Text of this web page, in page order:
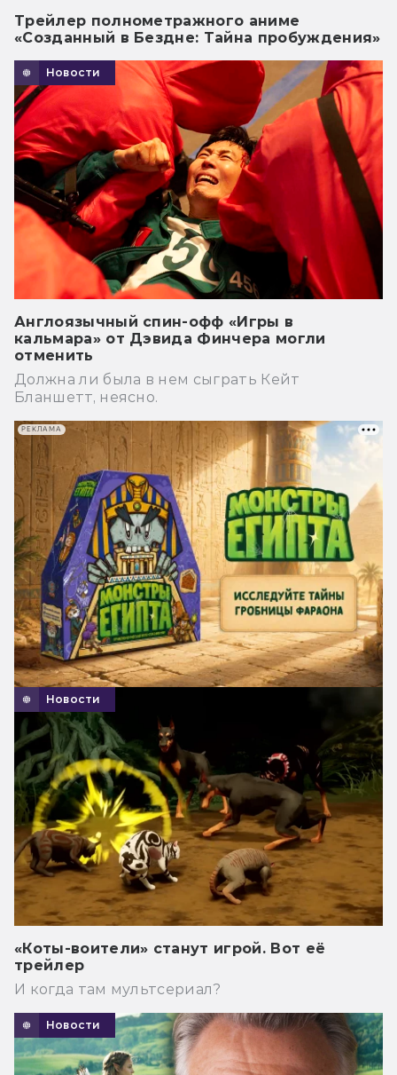
Трейлер полнометражного аниме
«Созданный в Бездне: Тайна пробуждения»
Новости
Англоязычный спин-офф «Игры в
кальмара» от Дэвида Финчера могли
отменить
Должна ли была в нем сыграть Кейт
Бланшетт, неясно.
Новости
«Коты-воители» станут игрой. Вот её
трейлер
И когда там мультсериал?
Новости
РЕКЛАМА